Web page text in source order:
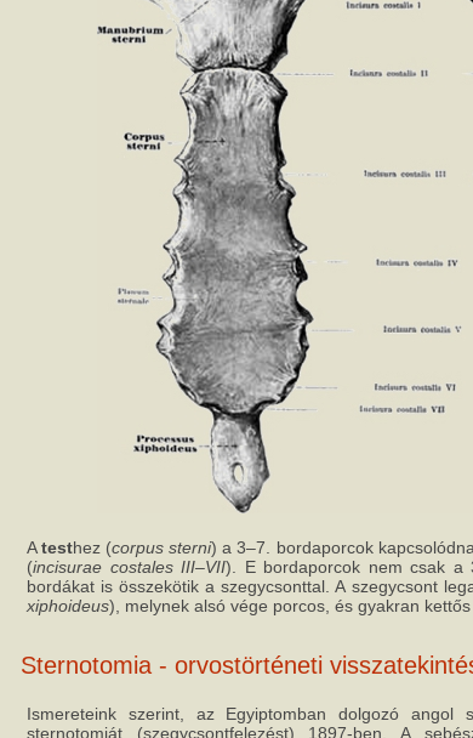
Atesthez (corpus sterni) a 3–7. bordaporcok
(incisurae costales III–VII). E bordaporcok nem csak a
bordákat is összekötik a szegycsonttal. A szegycsont
xiphoideus), melynek alsó vége porcos, és gyakran kettős
Sternotomia - orvostörténeti
Ismereteink szerint, az Egyiptomban dolgozó angol
sternotomiát (szegycsontfelezést) 1897-ben. A